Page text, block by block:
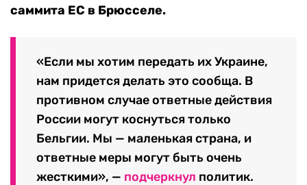
саммита ЕС в Брюсселе.
«Если мы хотим передать их Украине,
нам придется делать это сообща. В
противном случае ответные действия
России могут коснуться только
Бельгии. Мы — маленькая страна, и
ответные меры могут быть очень
жесткими», — подчеркнул политик.